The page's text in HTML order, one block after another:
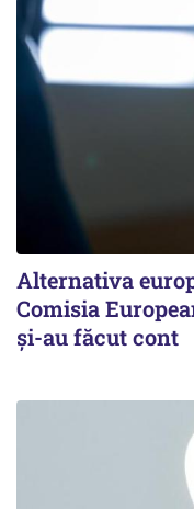
Alternativa
Comisia
și-au făcut cont